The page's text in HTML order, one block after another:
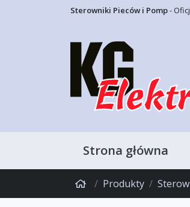
Sterowniki Pieców i Pomp-
Strona główna
Produkty